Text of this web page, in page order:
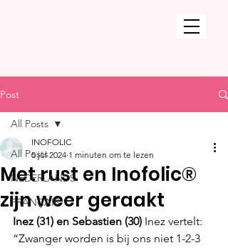
Post
All Posts
NEDERLANDS
FRANÇAIS
All Posts
Met rust en Inofolic®
zijn weer geraakt
INOFOLIC
5 jul 2024 1 minuten om te lezen
Inez (31) en Sebastien (30) Inez vertelt:
“Zwanger worden is bij ons niet 1-2-3